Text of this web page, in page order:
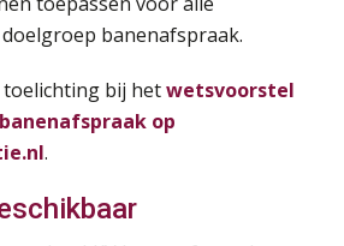
banenafspraak.
toelichting bij hetwetsvoorstel
op
.
Summercourse Werkkostenregeling